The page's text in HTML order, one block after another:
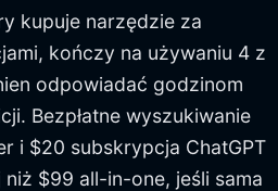
kupuje narzędzie za
kończy na używaniu 4 z
odpowiadać godzinom
Bezpłatne wyszukiwanie
i $20 subskrypcja ChatGPT
niż $99 all-in-one, jeśli sama